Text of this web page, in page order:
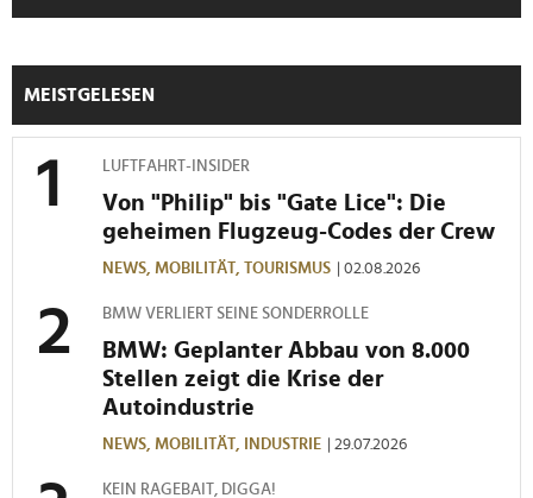
MEISTGELESEN
LUFTFAHRT-INSIDER
Von "Philip" bis "Gate Lice": Die
geheimen Flugzeug-Codes der Crew
NEWS, MOBILITÄT, TOURISMUS | 02.08.2026
BMW VERLIERT SEINE SONDERROLLE
BMW: Geplanter Abbau von 8.000
Stellen zeigt die Krise der
Autoindustrie
NEWS, MOBILITÄT, INDUSTRIE | 29.07.2026
KEIN RAGEBAIT, DIGGA!